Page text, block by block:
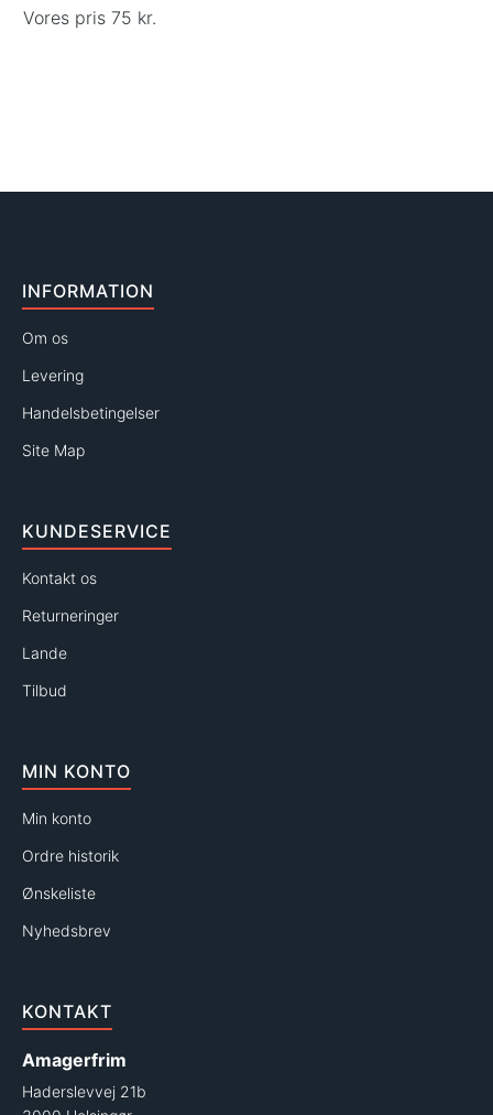
Vores pris 75 kr.
INFORMATION
Om os
Levering
Handelsbetingelser
Site Map
KUNDESERVICE
Kontakt os
Returneringer
Lande
Tilbud
MIN KONTO
Min konto
Ordre historik
Ønskeliste
Nyhedsbrev
KONTAKT
Amagerfrim
Haderslevvej 21b